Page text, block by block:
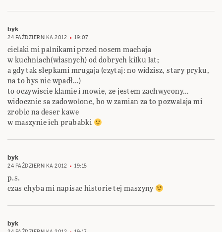
byk
24 PAŹDZIERNIKA 2012 19:07
cielaki mi palnikami przed nosem machaja
w kuchniach(własnych) od dobrych kilku lat;
a gdy tak slepkami mrugaja (czytaj: no widzisz, stary pryku,
na to bys nie wpadł…)
to oczywiscie kłamie i mowie, ze jestem zachwycony…
widocznie sa zadowolone, bo w zamian za to pozwalaja mi
zrobic na deser kawe
w maszynie ich prababki
byk
24 PAŹDZIERNIKA 2012 19:15
p.s.
czas chyba mi napisac historie tej maszyny
byk